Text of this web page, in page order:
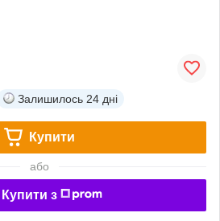
Залишилось 24 дні
Купити
або
Купити з